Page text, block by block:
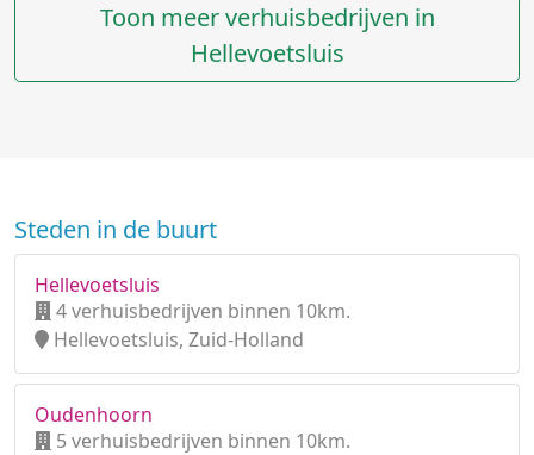
Toon meer verhuisbedrijven in
Hellevoetsluis
Steden in de buurt
Hellevoetsluis
4 verhuisbedrijven binnen 10km.
Hellevoetsluis, Zuid-Holland
Oudenhoorn
5 verhuisbedrijven binnen 10km.